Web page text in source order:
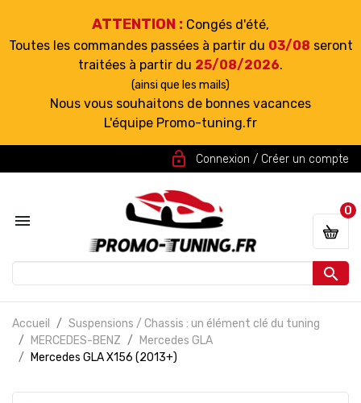
ATTENTION : Congés d'été,
Toutes les commandes passées à partir du 03/08 seront
traitées à partir du 25/08/2026.
(ainsi que les mails)
Nous vous souhaitons de bonnes vacances
L'équipe Promo-tuning.fr
lock_open Connexion / Créer un compte


0
Accueil
Suspensions / Chassis : un élément clé du tuning
MERCEDES-BENZ
Mercedes GLA
Mercedes GLA X156 (2013+)